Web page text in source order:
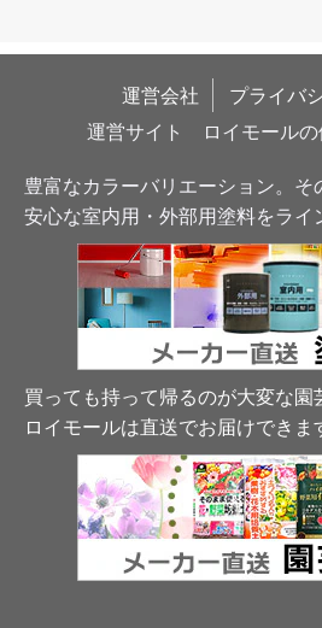
運営会社
プライバ
運営サイト　ロイモール
豊富なカラーバリエーション。そ
安心な室内用・外部用塗料をライ
買っても持って帰るのが大変な園
ロイモールは直送でお届けできま